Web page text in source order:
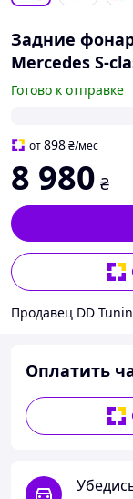
Задние
Mercedes S-
Готово к отправке
от898₴/мес
8 980 ₴
Продавец DD
Оплатить